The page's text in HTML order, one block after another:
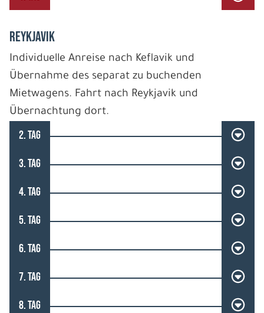
REYKJAVIK
Individuelle Anreise nach Keflavik und
Übernahme des separat zu buchenden
Mietwagens. Fahrt nach Reykjavik und
Übernachtung dort.
2. TAG
3. TAG
4. TAG
5. TAG
6. TAG
7. TAG
8. TAG